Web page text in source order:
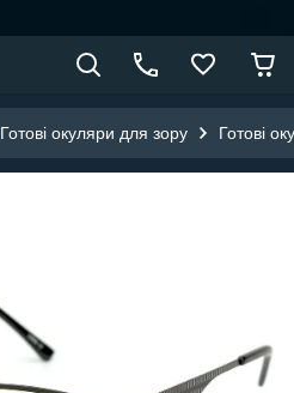
Готові окуляри для зору Готові